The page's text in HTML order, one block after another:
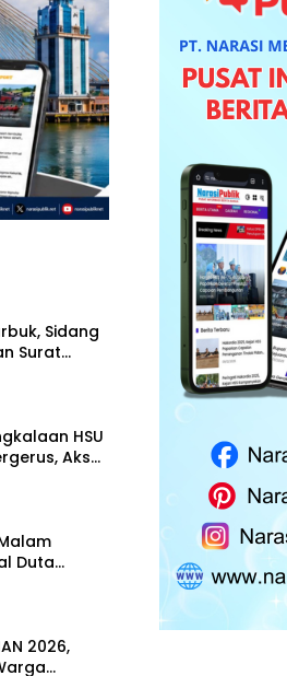
Sidang
Surat
Berlanjut
HSU
Akses
Duta
2026,